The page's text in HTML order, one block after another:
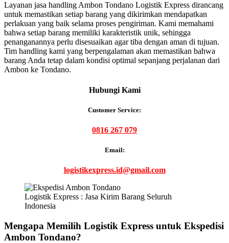
Layanan jasa handling Ambon Tondano Logistik Express dirancang
untuk memastikan setiap barang yang dikirimkan mendapatkan
perlakuan yang baik selama proses pengiriman. Kami memahami
bahwa setiap barang memiliki karakteristik unik, sehingga
penanganannya perlu disesuaikan agar tiba dengan aman di tujuan.
Tim handling kami yang berpengalaman akan memastikan bahwa
barang Anda tetap dalam kondisi optimal sepanjang perjalanan dari
Ambon ke Tondano.
Hubungi Kami
Customer Service:
0816 267 079
Email:
logistikexpress.id@gmail.com
Logistik Express : Jasa Kirim Barang Seluruh
Indonesia
Mengapa Memilih Logistik Express untuk Ekspedisi
Ambon Tondano?